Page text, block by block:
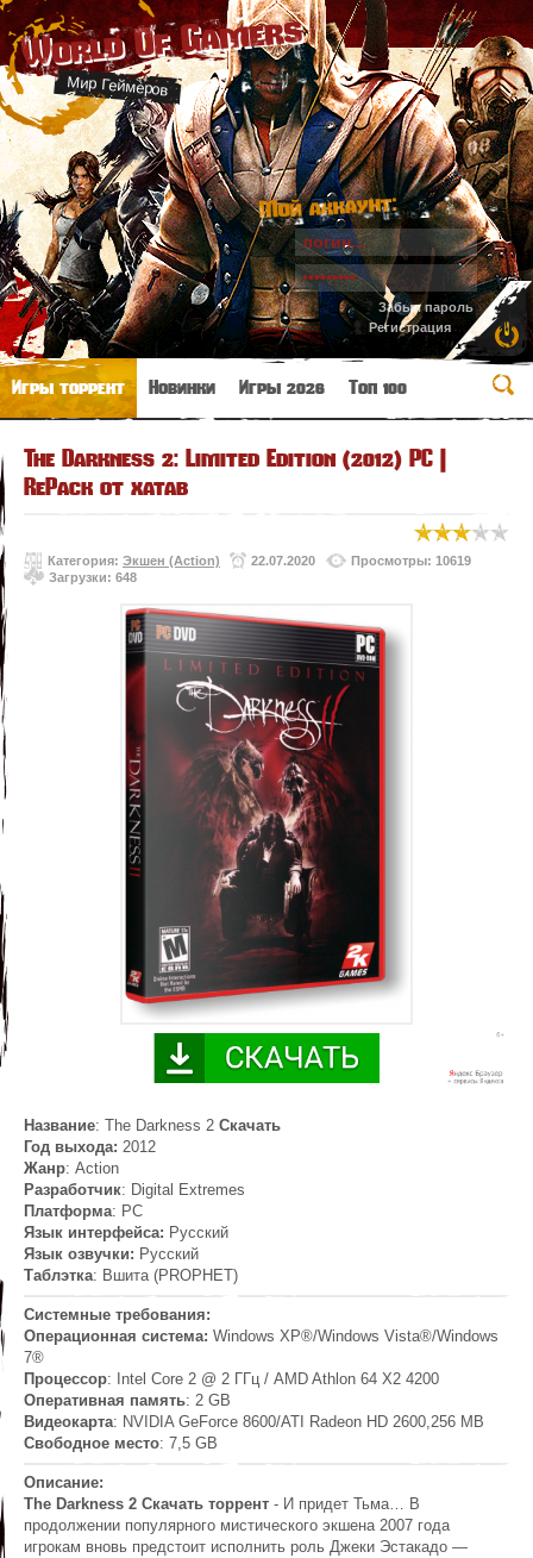
World Of Gamers
Мир Геймеров
Мой аккаунт:
Забыл пароль
Регистрация
Игры торрент Новинки Игры 2026 Топ 100
The Darkness 2: Limited Edition (2012) PC |
RePack от xatab
Категория: Экшен (Action) 22.07.2020
Просмотры: 10619
Загрузки: 648
Название: The Darkness 2 Скачать
Год выхода: 2012
Жанр: Action
Разработчик: Digital Extremes
Платформа: PC
Язык интерфейса: Русский
Язык озвучки: Русский
Таблэтка: Вшита (PROPHET)
Системные требования:
Операционная система: Windows ХР®/Windows Vista®/Windows
7®
Процессор: Intel Core 2 @ 2 ГГц / AMD Athlon 64 X2 4200
Оперативная память: 2 GB
Видеокарта: NVIDIA GeForce 8600/ATI Radeon HD 2600,256 MB
Свободное место: 7,5 GB
Описание:
The Darkness 2 Скачать торрент - И придет Тьма… В
продолжении популярного мистического экшена 2007 года
игрокам вновь предстоит исполнить роль Джеки Эстакадо —